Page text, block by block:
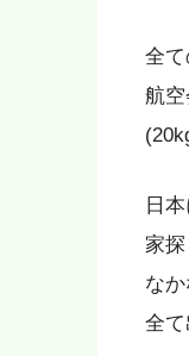
全て
航空
日
家
な
全